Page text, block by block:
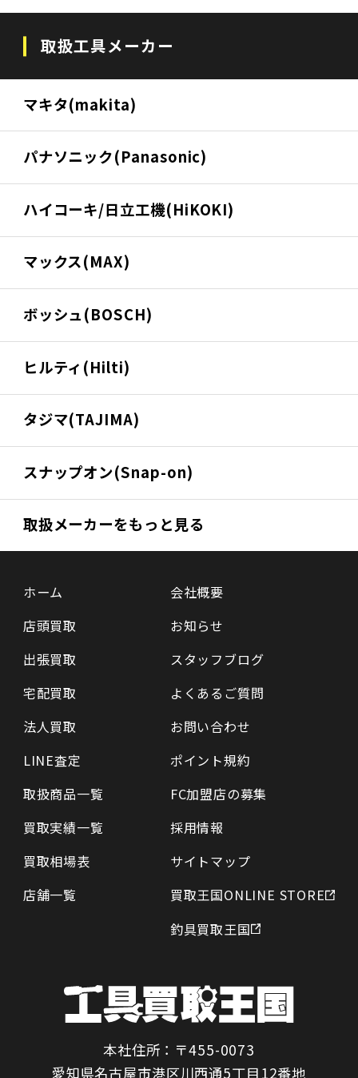
取扱工具メーカー
マキタ(makita)
パナソニック(Panasonic)
ハイコーキ/日立工機(HiKOKI)
マックス(MAX)
ボッシュ(BOSCH)
ヒルティ(Hilti)
タジマ(TAJIMA)
スナップオン(Snap-on)
取扱メーカーをもっと見る
ホーム
店頭買取
出張買取
宅配買取
法人買取
LINE査定
取扱商品一覧
買取実績一覧
買取相場表
店舗一覧
会社概要
お知らせ
スタッフブログ
よくあるご質問
お問い合わせ
ポイント規約
FC加盟店の募集
採用情報
サイトマップ
買取王国ONLINE STORE
釣具買取王国
本社住所：〒455-0073
愛知県名古屋市港区川西通5丁目12番地